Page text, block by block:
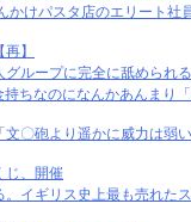
かけパスタ店のエリート社
】
グループに完全に舐められる
ちなのになんかあんまり
〇砲より遥かに威力は弱
じ、開催
。イギリス史上最も売れた